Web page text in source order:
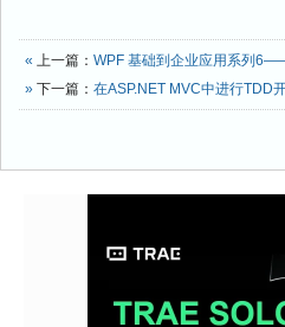
« 上一篇： WPF 基础到企业应用系列
» 下一篇： 在ASP.NET MVC中进行TDD